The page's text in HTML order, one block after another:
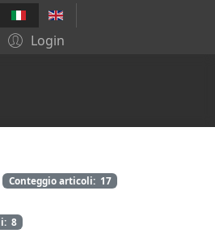
Login
Conteggio articoli: 17
8